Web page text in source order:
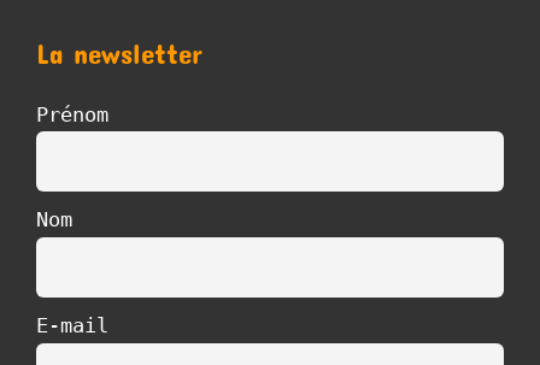
La newsletter
Prénom
Nom
E-mail